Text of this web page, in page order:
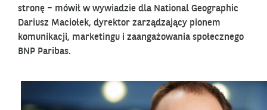
stronę – mówił w wywiadzie dla National Geographic
Dariusz Maciołek, dyrektor zarządzający pionem
komunikacji, marketingu i zaangażowania społecznego
BNP Paribas.